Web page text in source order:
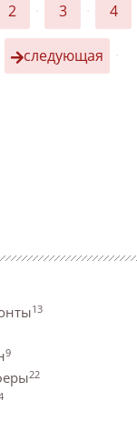
13
9
22
2 · 3 · 4
следующая ·